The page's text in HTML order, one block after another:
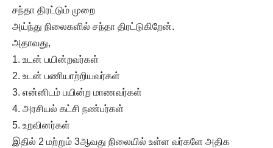
சந்தா திரட்டும் முறை
அய்ந்து நிலைகளில் சந்தா திரட்டுகிறேன்.
அதாவது,
1. உடன் பயின்றவர்கள்
2. உடன் பணியாற்றியவர்கள்
3. என்னிடம் பயின்ற மாணவர்கள்
4. அரசியல் கட்சி நண்பர்கள்
5. உறவினர்கள்
இதில் 2 மற்றும் 3ஆவது நிலையில் உள்ள வர்களே அதிக